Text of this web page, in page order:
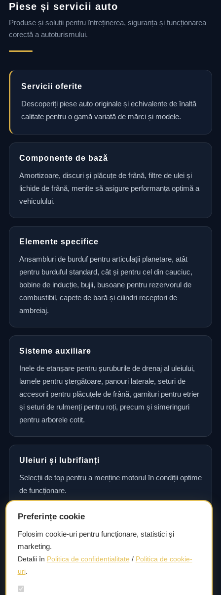
Piese și servicii auto
Produse și soluții pentru întreținerea, siguranța și funcționarea
corectă a autoturismului.
Servicii oferite
Descoperiți piese auto originale și echivalente de înaltă
calitate pentru o gamă variată de mărci și modele.
Componente de bază
Amortizoare, discuri și plăcuțe de frână, filtre de ulei și
lichide de frână, menite să asigure performanța optimă a
vehiculului.
Elemente specifice
Ansambluri de burduf pentru articulații planetare, atât
pentru burduful standard, cât și pentru cel din cauciuc,
bobine de inducție, bujii, busoane pentru rezervorul de
combustibil, capete de bară și cilindri receptori de
ambreiaj.
Sisteme auxiliare
Inele de etanșare pentru șuruburile de drenaj al uleiului,
lamele pentru ștergătoare, panouri laterale, seturi de
accesorii pentru plăcuțele de frână, garnituri pentru etrier
și seturi de rulmenți pentru roți, precum și simeringuri
pentru arborele cotit.
Uleiuri și lubrifianți
Selecții de top pentru a menține motorul în condiții optime
de funcționare.
Consultanță și asistență tehnică
Consultanță și asistență tehnică pentru alegerea pieselor
potrivite și efectuarea reparațiilor sau întreținerii corecte.
Preferințe cookie
Folosim cookie-uri pentru funcționare, statistici și
marketing.
Detalii în Politica de confidențialitate / Politica de cookie-
uri.